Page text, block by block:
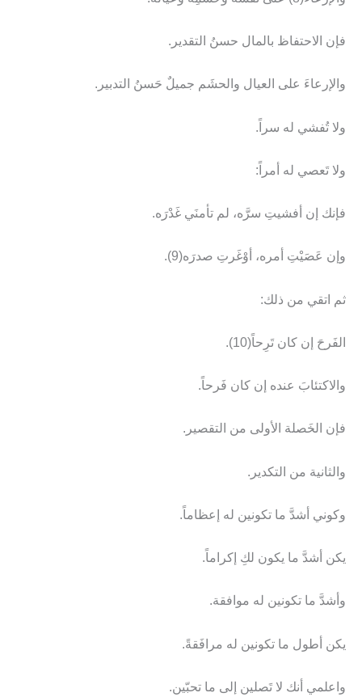
فإن الاحتفاظ بالمال حسنُ التقدير.
والإرعاءَ على العيال والحشَم جميلٌ حَسنُ التدبير.
ولا تُفشي له سراً.
ولا تَعصي له أمراً:
فإنك إن أفشيتِ سرَّه، لم تأمنَي غَدْرَه.
وإن عَصَيْتِ أمره، أوْغَرتِ صدرَه(9).
ثم اتقي من ذلك:
الفَرحَ إن كان تَرِحاً(10).
والاكتئابَ عنده إن كان فَرحاً.
فإن الخَصلة الأولى من التقصير.
والثانية من التكدير.
وكوني أشدَّ ما تكونين له إعظاماً.
يكن أشدَّ ما يكون لكِ إكراماً.
وأشدَّ ما تكونين له موافقة.
يكن أطول ما تكونين له مرافَقةً.
واعلمي أنك لا تَصلين إلى ما تحبّين.